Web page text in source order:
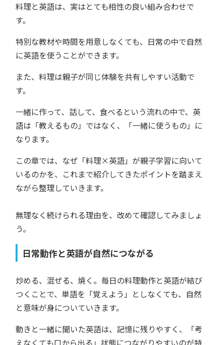
料理と英語は、実はとても相性の良い組み合わせで
す。
特別な教材や時間を用意しなくても、日常の中で自然
に英語を使うことができます。
また、料理は親子が同じ体験を共有しやすい活動で
す。
一緒に作って、話して、食べるという流れの中で、英
語は「教えるもの」ではなく、「一緒に使うもの」に
なります。
この章では、なぜ「料理×英語」が親子学習に向いて
いるのかを、これまで紹介してきたポイントを踏まえ
ながら整理していきます。
無理なく続けられる理由を、改めて確認してみましょ
う。
日常動作と英語が自然につながる
炒める、混ぜる、焼く。毎日の料理動作と英語が結び
つくことで、単語を「覚えよう」としなくても、自然
と意味が身についていきます。
動きと一緒に聞いた英語は、記憶に残りやすく、「考